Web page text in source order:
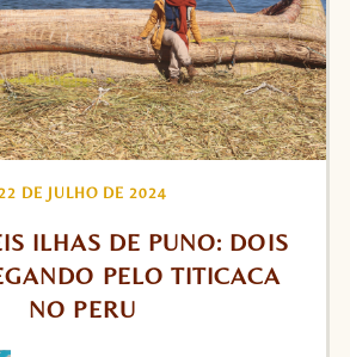
22 DE JULHO DE 2024
ILHAS DE PUNO: DOIS
PELO TITICACA
NO PERU